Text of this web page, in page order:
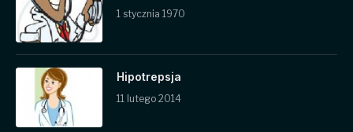
1 stycznia 1970
Hipotrepsja
11 lutego 2014